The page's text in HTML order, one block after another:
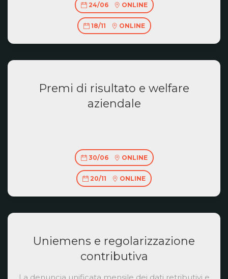
24/06 ONLINE
18/11 ONLINE
Premi di risultato e welfare
aziendale
30/06 ONLINE
20/11 ONLINE
Uniemens e regolarizzazione
contributiva